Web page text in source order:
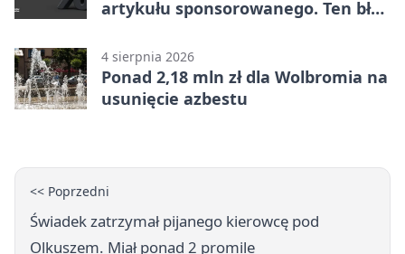
artykułu sponsorowanego. Ten błąd
4 sierpnia 2026
Ponad 2,18 mln zł dla Wolbromia na
usunięcie azbestu
<< Poprzedni
Świadek zatrzymał pijanego kierowcę pod
Olkuszem. Miał ponad 2 promile